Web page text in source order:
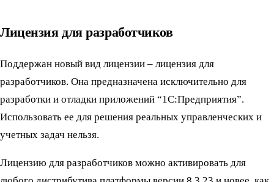
Лицензия для разработчиков
Поддержан новый вид лицензии – лицензия для
разработчиков. Она предназначена исключительно для
разработки и отладки приложений “1С:Предприятия”.
Использовать ее для решения реальных управленческих и
учетных задач нельзя.
Лицензию для разработчиков можно активировать для